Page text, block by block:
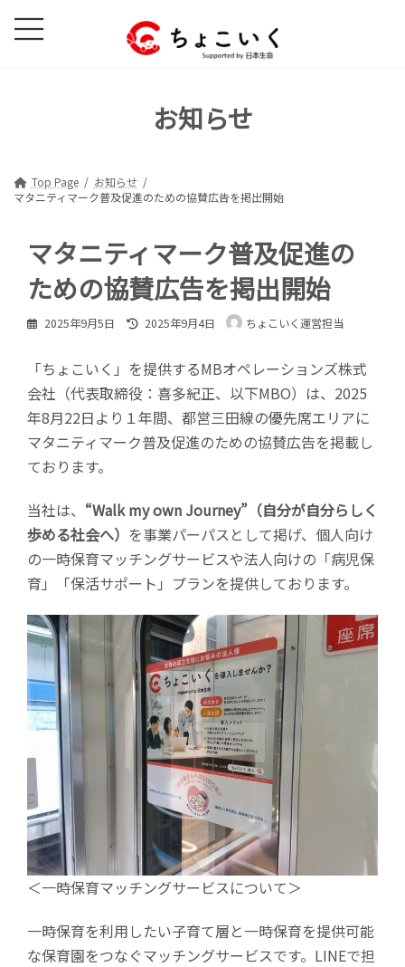
お知らせ
Top Page
お知らせ
マタニティマーク普及促進のための協賛広告を掲出開始
マタニティマーク普及促進の
ための協賛広告を掲出開始
2025年9月5日
最
新
時
:
2025年9月4日 ちょこいく運営担当
「ちょこいく」を提供するMBオペレーションズ株式
会社（代表取締役：喜多紀正、以下MBO）は、2025
年8月22日より１年間、都営三田線の優先席エリアに
マタニティマーク普及促進のための協賛広告を掲載し
ております。
当社は、 “Walk my own Journey”（自分が自分らしく
歩める社会へ） を事業パーパスとして掲げ、個人向け
の一時保育マッチングサービスや法人向けの「病児保
育」「保活サポート」プランを提供しております。
＜一時保育マッチングサービスについて＞
一時保育を利用したい子育て層と一時保育を提供可能
な保育園をつなぐマッチングサービスです。LINEで担